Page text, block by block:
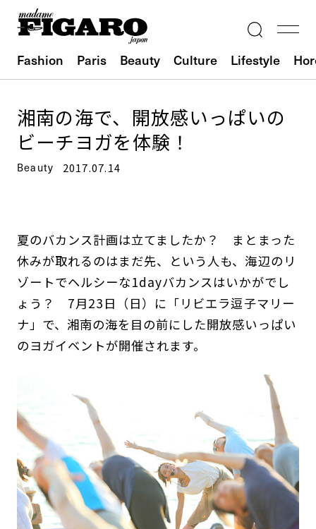
Fashion Paris Beauty Culture Lifestyle
湘南の海で、開放感いっぱいの
ビーチヨガを体験！
Beauty 2017.07.14
夏のバカンス計画は立てましたか？ まとまった
休みが取れるのはまだ先、という人も、海辺のリ
ゾートでヘルシーな1dayバカンスはいかがでし
ょう？ 7月23日（日）に「リビエラ逗子マリー
ナ」で、湘南の海を目の前にした開放感いっぱい
のヨガイベントが開催されます。